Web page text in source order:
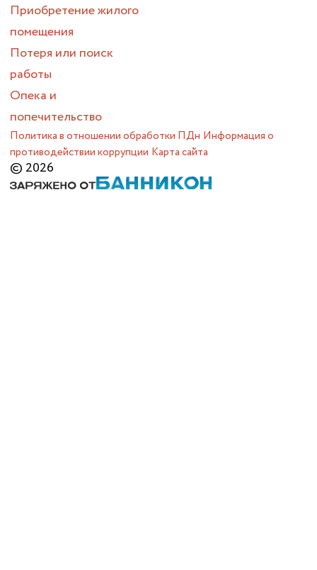
Приобретение жилого
помещения
Потеря или поиск
работы
Опека и
попечительство
Политика в отношении обработки ПДн Информация о
противодействии коррупции Карта сайта
© 2026